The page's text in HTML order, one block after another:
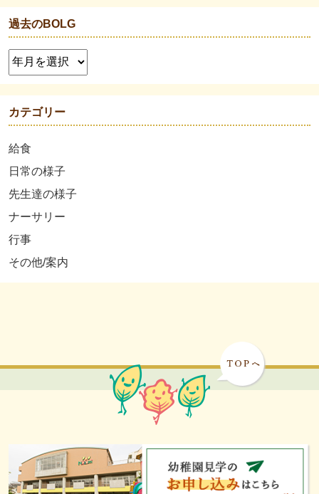
過去のBOLG
カテゴリー
給食
日常の様子
先生達の様子
ナーサリー
行事
その他/案内